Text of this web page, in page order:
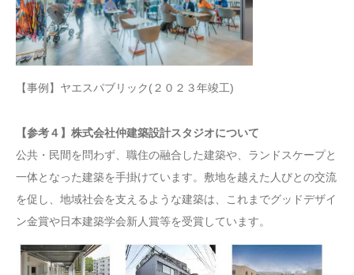
【事例】ヤエスパブリック(２０２３年竣工)
【参考４】株式会社仲建築設計スタジオについて
公共・民間を問わず、職住の融合した建築や、ランドスケープと
一体となった建築を手掛けています。敷地を越えた人びとの交流
を促し、地域社会を支えるような建築は、これまでグッドデザイ
ン金賞や日本建築学会新人賞等を受賞しています。